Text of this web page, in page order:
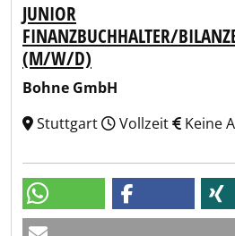
JUNIOR
FINANZBUCHHALTER/
(M/W/D)
Bohne GmbH
Stuttgart
Vollzeit Keine